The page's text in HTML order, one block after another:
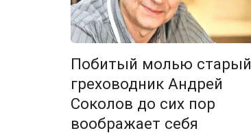
Побитый молью старый
греховодник Андрей
Соколов до сих пор
воображает себя